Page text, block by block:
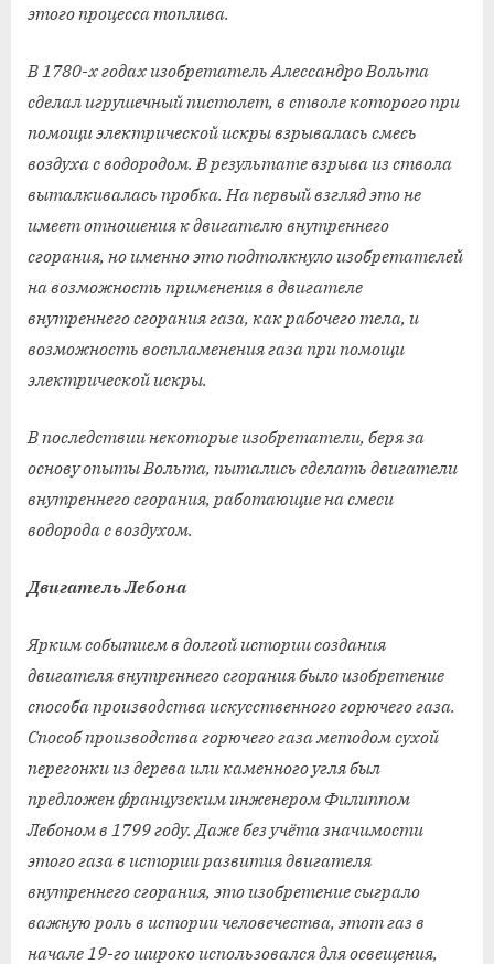
этого процесса топлива.
В 1780-х годах изобретатель Алессандро Вольта
сделал игрушечный пистолет, в стволе которого при
помощи электрической искры взрывалась смесь
воздуха с водородом. В результате взрыва из ствола
выталкивалась пробка. На первый взгляд это не
имеет отношения к двигателю внутреннего
сгорания, но именно это подтолкнуло изобретателей
на возможность применения в двигателе
внутреннего сгорания газа, как рабочего тела, и
возможность воспламенения газа при помощи
электрической искры.
В последствии некоторые изобретатели, беря за
основу опыты Вольта, пытались сделать двигатели
внутреннего сгорания, работающие на смеси
водорода с воздухом.
Двигатель Лебона
Ярким событием в долгой истории создания
двигателя внутреннего сгорания было изобретение
способа производства искусственного горючего газа.
Способ производства горючего газа методом сухой
перегонки из дерева или каменного угля был
предложен французским инженером Филиппом
Лебоном в 1799 году. Даже без учёта значимости
этого газа в истории развития двигателя
внутреннего сгорания, это изобретение сыграло
важную роль в истории человечества, этот газ в
начале 19-го широко использовался для освещения,